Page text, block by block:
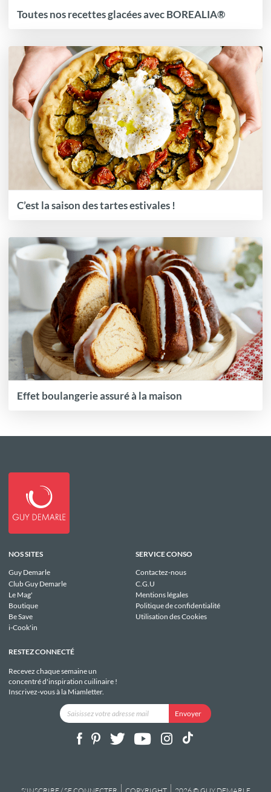
Toutes nos recettes glacées avec BOREALIA®
C’est la saison des tartes estivales !
Effet boulangerie assuré à la maison
NOS SITES
Guy Demarle
Club Guy Demarle
Le Mag'
Boutique
Be Save
i-Cook'in
SERVICE CONSO
Contactez-nous
C.G.U
Mentions légales
Politique de confidentialité
Utilisation des Cookies
RESTEZ CONNECTÉ
Recevez chaque semaine un
concentré d'inspiration cuilinaire !
Inscrivez-vous à la Miamletter.